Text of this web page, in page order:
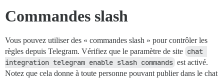
Commandes slash
Vous pouvez utiliser des « commandes slash » pour contrôler les
règles depuis Telegram. Vérifiez que le paramètre de site chat
integration telegram enable slash commands est activé.
Notez que cela donne à toute personne pouvant publier dans le chat